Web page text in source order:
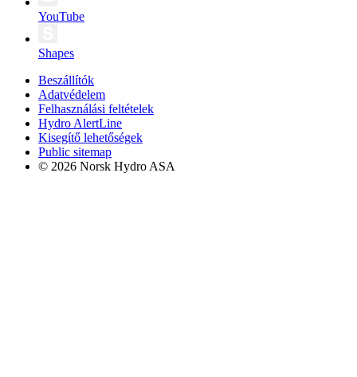
YouTube
Shapes
Beszállítók
Adatvédelem
Felhasználási feltételek
Hydro AlertLine
Kisegítő lehetőségek
Public sitemap
© 2026 Norsk Hydro ASA